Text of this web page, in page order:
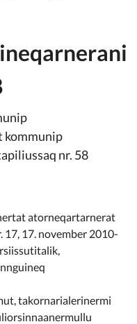
kommunip
nr. 58
atorneqartarnerat
17. november 2010-
takornarialerinermi